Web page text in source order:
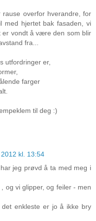
overfor hverandre, for
med hjertet bak fasaden, vi
er vondt å være den som blir
fra...
utfordringer er,
farger
til deg :)
kl. 13:54
jeg prøvd å ta med meg i
og vi glipper, og feiler - men
enkleste er jo å ikke bry